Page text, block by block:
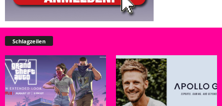
Schlagzeilen